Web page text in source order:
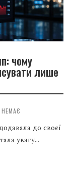
чому
лише
до своєї
увагу...